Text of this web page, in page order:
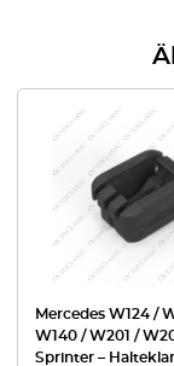
Mercedes W124 /
W140 / W201 /
Sprinter –